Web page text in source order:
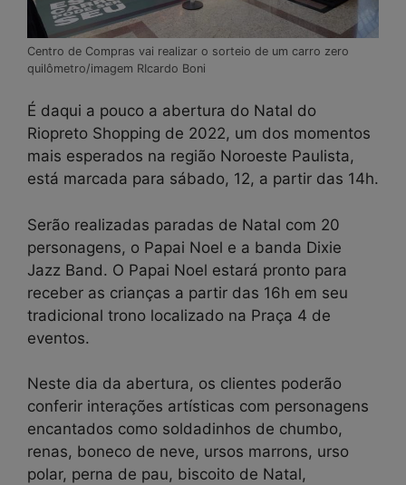
Centro de Compras vai realizar o sorteio de um carro zero
quilômetro/imagem RIcardo Boni
É daqui a pouco a abertura do Natal do
Riopreto Shopping de 2022, um dos momentos
mais esperados na região Noroeste Paulista,
está marcada para sábado, 12, a partir das 14h.
Serão realizadas paradas de Natal com 20
personagens, o Papai Noel e a banda Dixie
Jazz Band. O Papai Noel estará pronto para
receber as crianças a partir das 16h em seu
tradicional trono localizado na Praça 4 de
eventos.
Neste dia da abertura, os clientes poderão
conferir interações artísticas com personagens
encantados como soldadinhos de chumbo,
renas, boneco de neve, ursos marrons, urso
polar, perna de pau, biscoito de Natal,